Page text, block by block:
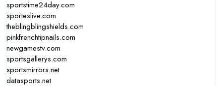
sportstime24day.com
sporteslive.com
theblingblingshields.com
pinkfrenchtipnails.com
newgamestv.com
sportsgallerys.com
sportsmirrors.net
datasports.net